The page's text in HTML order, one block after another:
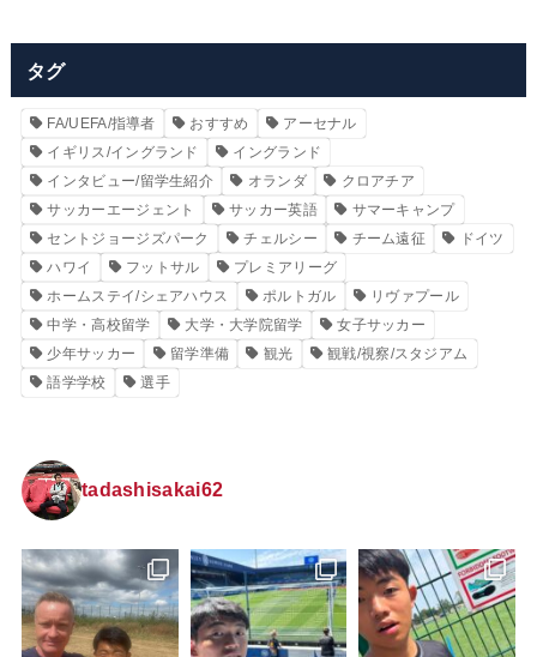
タグ
FA/UEFA/指導者 おすすめ
アーセナル
イギリス/イングランド
イングランド
インタビュー/留学生紹介
オランダ
クロアチア
サッカーエージェント
サッカー英語
サマーキャンプ
セントジョージズパーク
チェルシー チーム遠征
ドイツ
ハワイ
フットサル
プレミアリーグ
ホームステイ/シェアハウス
ポルトガル
リヴァプール
中学・高校留学
大学・大学院留学
女子サッカー
少年サッカー
留学準備 観光
観戦/視察/スタジアム
語学学校
選手
tadashisakai62